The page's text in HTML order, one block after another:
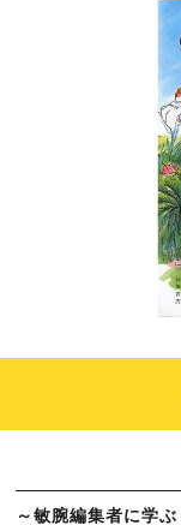
～敏腕編集者に学